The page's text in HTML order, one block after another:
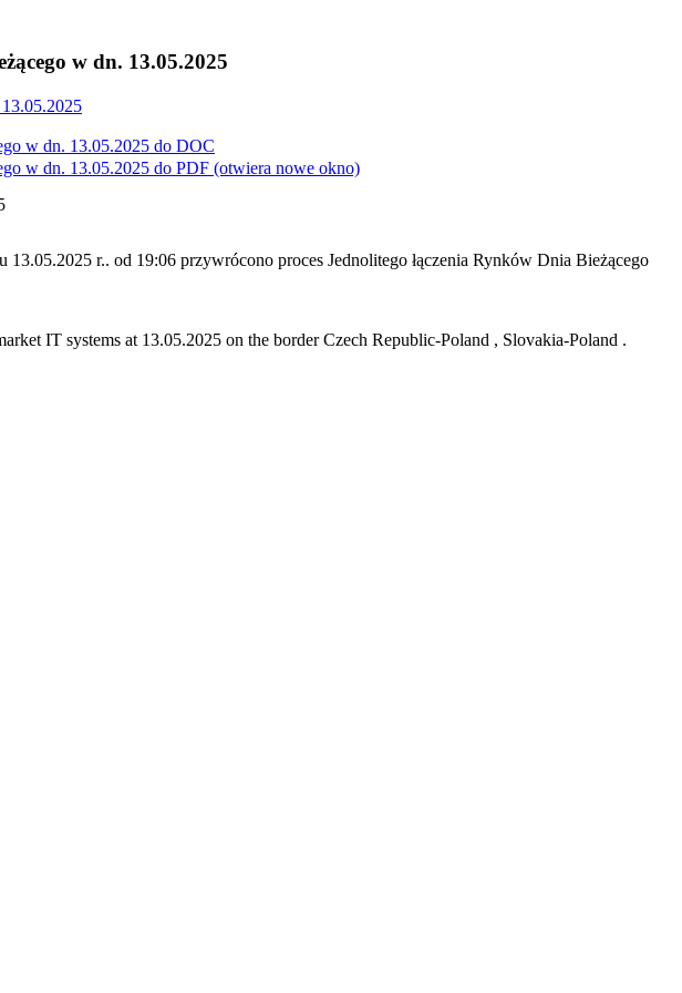
w dn. 13.05.2025
w dn. 13.05.2025 do DOC
w dn. 13.05.2025 do PDF (otwiera nowe okno)
r.. od 19:06 przywrócono proces Jednolitego łączenia Rynków Dnia Bieżącego
IT systems at 13.05.2025 on the border Czech Republic-Poland , Slovakia-Poland .